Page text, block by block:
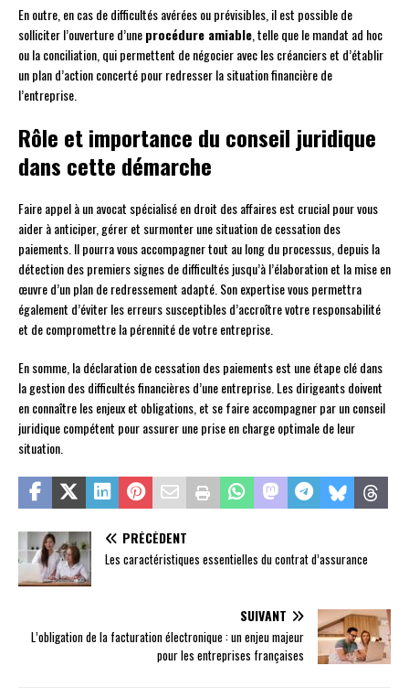
En outre, en cas de difficultés avérées ou prévisibles, il est possible de
solliciter l’ouverture d’uneprocédure amiable, telle que le mandat ad hoc
ou la conciliation, qui permettent de négocier avec les créanciers et d’établir
un plan d’action concerté pour redresser la situation financière de
l’entreprise.
Rôle et importance du conseil juridique
dans cette démarche
Faire appel à un avocat spécialisé en droit des affaires est crucial pour vous
aider à anticiper, gérer et surmonter une situation de cessation des
paiements. Il pourra vous accompagner tout au long du processus, depuis la
détection des premiers signes de difficultés jusqu’à l’élaboration et la mise en
œuvre d’un plan de redressement adapté. Son expertise vous permettra
également d’éviter les erreurs susceptibles d’accroître votre responsabilité
et de compromettre la pérennité de votre entreprise.
En somme, la déclaration de cessation des paiements est une étape clé dans
la gestion des difficultés financières d’une entreprise. Les dirigeants doivent
en connaître les enjeux et obligations, et se faire accompagner par un conseil
juridique compétent pour assurer une prise en charge optimale de leur
situation.
PRÉCÉDENT
Les caractéristiques essentielles du contrat d’assurance
SUIVANT
L’obligation de la facturation électronique : un enjeu majeur
pour les entreprises françaises